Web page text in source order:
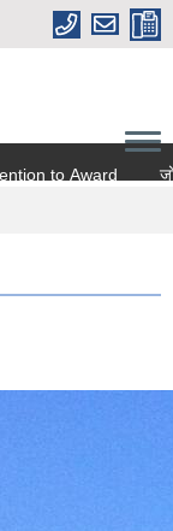
to Award जो जस